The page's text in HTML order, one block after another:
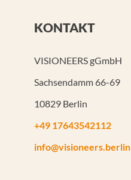
KONTAKT
VISIONEERS gGmbH
Sachsendamm 66-69
10829 Berlin
+49 17643542112
info@visioneers.berlin